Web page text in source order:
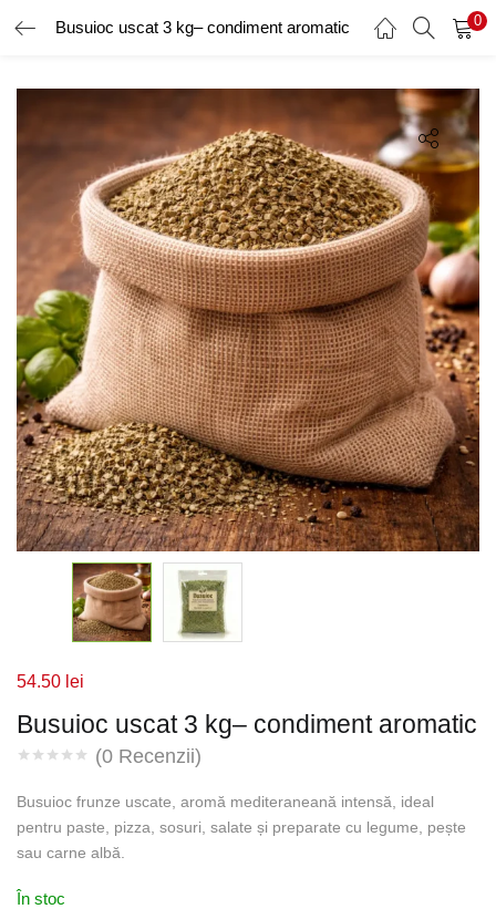
Busuioc uscat 3 kg– condiment aromatic 0
AUTENTIFICARE ÎNREGISTRARE
Introduceți numele de utilizator și parola pentru a vă autentifica.
Amintește-ți de mine
Ai uitat parola?
Busuioc uscat 3 kg– condiment aromatic
(0 Recenzii)
54.50 lei
Busuioc frunze uscate, aromă mediteraneană intensă, ideal
pentru paste, pizza, sosuri, salate și preparate cu legume, pește
sau carne albă.
În stoc